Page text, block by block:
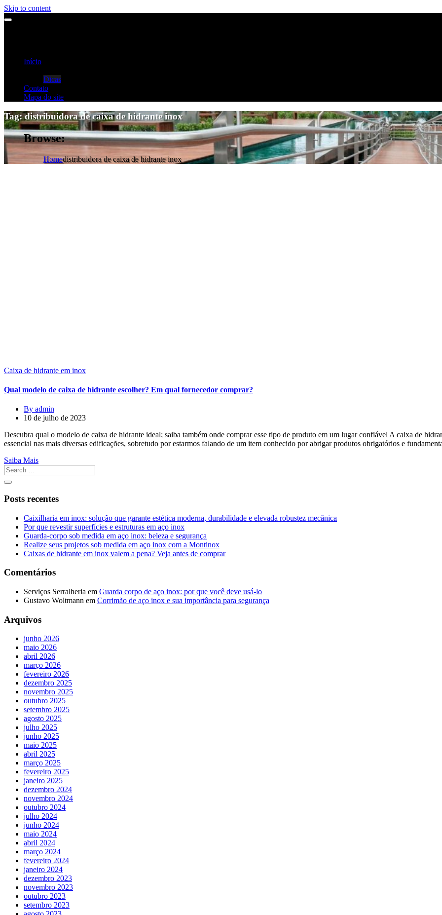
Skip to content
Início
Dicas
Contato
Mapa do site
Tag:distribuidora de caixa de hidrante inox
Browse:
Homedistribuidora de caixa de hidrante inox
Caixa de hidrante em inox
Qual modelo de caixa de hidrante escolher? Em qual fornecedor comprar?
By admin
10 de julho de 2023
Descubra qual o modelo de caixa de hidrante ideal; saiba também onde comprar esse tipo de produto em um lugar confiável A caixa de
essencial nas mais diversas edificações, sobretudo por estarmos falando de um item conhecido por abrigar produtos obrigatórios e
Saiba Mais
Posts recentes
Caixilharia em inox: solução que garante estética moderna, durabilidade e elevada robustez mecânica
Por que revestir superfícies e estruturas em aço inox
Guarda-corpo sob medida em aço inox: beleza e segurança
Realize seus projetos sob medida em aço inox com a Montinox
Caixas de hidrante em inox valem a pena? Veja antes de comprar
Comentários
Serviços Serralheria em Guarda corpo de aço inox: por que você deve usá-lo
Gustavo Woltmann em Corrimão de aço inox e sua importância para segurança
Arquivos
junho 2026
maio 2026
abril 2026
março 2026
fevereiro 2026
dezembro 2025
novembro 2025
outubro 2025
setembro 2025
agosto 2025
julho 2025
junho 2025
maio 2025
abril 2025
março 2025
fevereiro 2025
janeiro 2025
dezembro 2024
novembro 2024
outubro 2024
julho 2024
junho 2024
maio 2024
abril 2024
março 2024
fevereiro 2024
janeiro 2024
dezembro 2023
novembro 2023
outubro 2023
setembro 2023